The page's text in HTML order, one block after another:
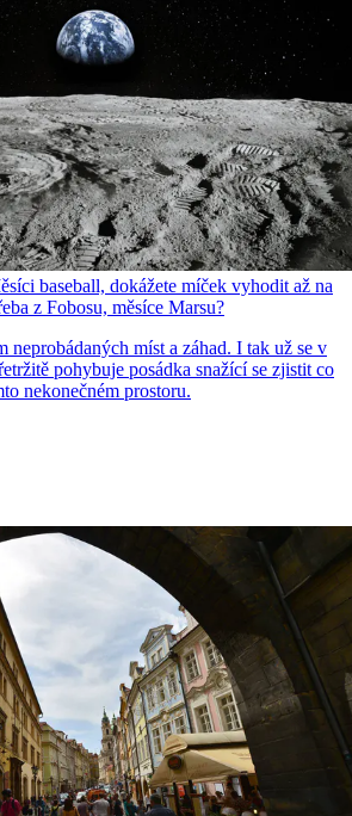
baseball, dokážete míček vyhodit až na
z Fobosu, měsíce Marsu?
neprobádaných míst a záhad. I tak už se v
pohybuje posádka snažící se zjistit co
nekonečném prostoru.